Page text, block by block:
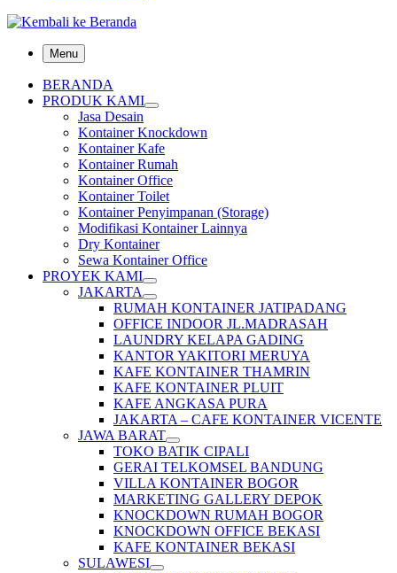
Menu
BERANDA
PRODUK KAMI
Jasa Desain
Kontainer Knockdown
Kontainer Kafe
Kontainer Rumah
Kontainer Office
Kontainer Toilet
Kontainer Penyimpanan (Storage)
Modifikasi Kontainer Lainnya
Dry Kontainer
Sewa Kontainer Office
PROYEK KAMI
JAKARTA
RUMAH KONTAINER JATIPADANG
OFFICE INDOOR JL.MADRASAH
LAUNDRY KELAPA GADING
KANTOR YAKITORI MERUYA
KAFE KONTAINER THAMRIN
KAFE KONTAINER PLUIT
KAFE ANGKASA PURA
JAKARTA – CAFE KONTAINER VICENTE
JAWA BARAT
TOKO BATIK CIPALI
GERAI TELKOMSEL BANDUNG
VILLA KONTAINER BOGOR
MARKETING GALLERY DEPOK
KNOCKDOWN RUMAH BOGOR
KNOCKDOWN OFFICE BEKASI
KAFE KONTAINER BEKASI
SULAWESI